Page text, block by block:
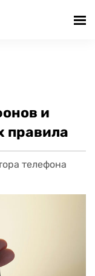
и
правила
телефона